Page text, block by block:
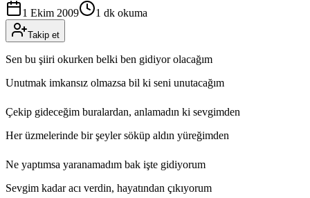
1 Ekim 2009
1 dk okuma
Takip et
Sen bu şiiri okurken belki ben gidiyor olacağım
Unutmak imkansız olmazsa bil ki seni unutacağım
Çekip gideceğim buralardan, anlamadın ki sevgimden
Her üzmelerinde bir şeyler söküp aldın yüreğimden
Ne yaptımsa yaranamadım bak işte gidiyorum
Sevgim kadar acı verdin, hayatından çıkıyorum